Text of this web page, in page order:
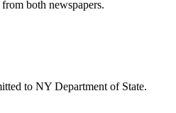
both newspapers.
to NY Department of State.